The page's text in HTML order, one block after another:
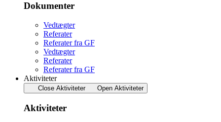
Dokumenter
Vedtægter
Referater
Referater fra GF
Vedtægter
Referater
Referater fra GF
Aktiviteter
Close Aktiviteter Open Aktiviteter
Aktiviteter